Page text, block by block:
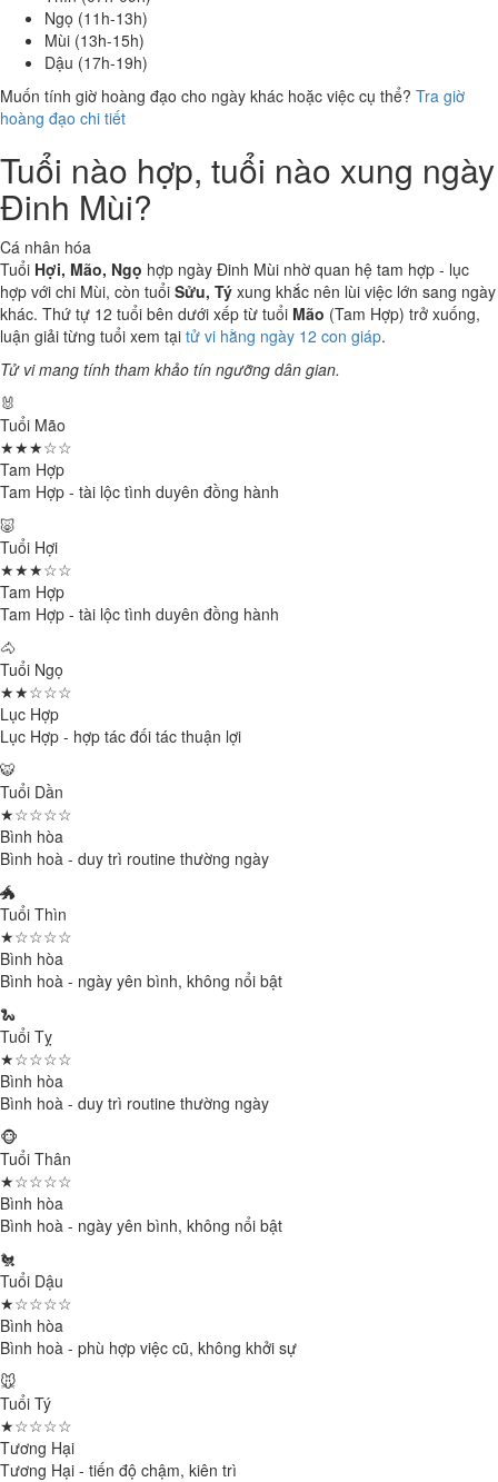
Ngọ (11h-13h)
Mùi (13h-15h)
Dậu (17h-19h)
Muốn tính giờ hoàng đạo cho ngày khác hoặc việc cụ thể? Tra giờ
hoàng đạo chi tiết
Tuổi nào hợp, tuổi nào xung ngày
Đinh Mùi?
Cá nhân hóa
Tuổi Hợi, Mão, Ngọ hợp ngày Đinh Mùi nhờ quan hệ tam hợp - lục
hợp với chi Mùi, còn tuổi Sửu, Tý xung khắc nên lùi việc lớn sang ngày
khác. Thứ tự 12 tuổi bên dưới xếp từ tuổi Mão (Tam Hợp) trở xuống,
luận giải từng tuổi xem tại tử vi hằng ngày 12 con giáp.
Tử vi mang tính tham khảo tín ngưỡng dân gian.
🐰
Tuổi Mão
★★★☆☆
Tam Hợp
Tam Hợp - tài lộc tình duyên đồng hành
🐷
Tuổi Hợi
★★★☆☆
Tam Hợp
Tam Hợp - tài lộc tình duyên đồng hành
🐴
Tuổi Ngọ
★★☆☆☆
Lục Hợp
Lục Hợp - hợp tác đối tác thuận lợi
🐯
Tuổi Dần
★☆☆☆☆
Bình hòa
Bình hoà - duy trì routine thường ngày
🐲
Tuổi Thìn
★☆☆☆☆
Bình hòa
Bình hoà - ngày yên bình, không nổi bật
🐍
Tuổi Tỵ
★☆☆☆☆
Bình hòa
Bình hoà - duy trì routine thường ngày
🐵
Tuổi Thân
★☆☆☆☆
Bình hòa
Bình hoà - ngày yên bình, không nổi bật
🐔
Tuổi Dậu
★☆☆☆☆
Bình hòa
Bình hoà - phù hợp việc cũ, không khởi sự
🐭
Tuổi Tý
★☆☆☆☆
Tương Hại
Tương Hại - tiến độ chậm, kiên trì